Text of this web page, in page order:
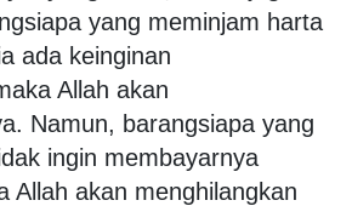
yang meminjam harta
ada keinginan
Allah akan
Namun, barangsiapa yang
ingin membayarnya
Allah akan menghilangkan